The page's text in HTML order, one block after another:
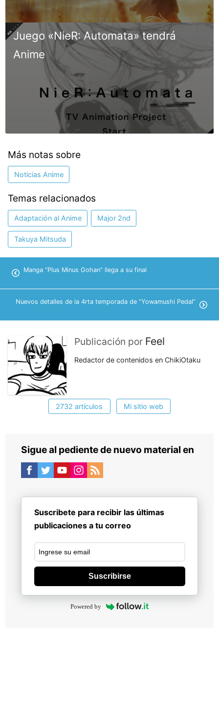
Juego «NieR: Automata» tendrá
Anime
Más notas sobre
Noticias Anime
Temas relacionados
Adaptación al Anime Major 2nd
Takuya Mitsuda
Manga “Plus Minus Gohan” llega a su final
Nuevos detalles de la 4rta temporada de “Yowamushi Pedal”
Publicación por Feel
Redactor de contenidos en ChikiOtaku
2732 artículos Mi sitio web
Sigue al pediente de nuevo material en
Suscribete para recibir las últimas
publicaciones a tu correo
Suscribirse
Powered by